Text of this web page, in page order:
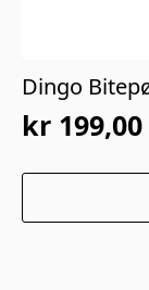
Dingo
kr 199,00